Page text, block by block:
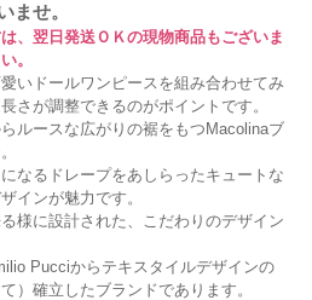
ませ。
、翌日発送ＯＫの現物商品もございま
。
いドールワンピースを組み合わせてみ
さが調整できるのがポイントです。
ルースな広がりの裾をもつMacolinaブ
なるドレープをあしらったキュートな
インが魅力です。
様に設計された、こだわりのデザイン
Pucciからテキスタイルデザインの
）確立したブランドであります。